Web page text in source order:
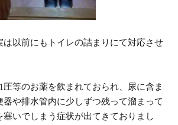
は以前にもトイレの詰まりにて対応させ
等のお薬を飲まれておられ、尿に含ま
器や排水管内に少しずつ残って溜まって
塞いでしまう症状が出てきておりまし